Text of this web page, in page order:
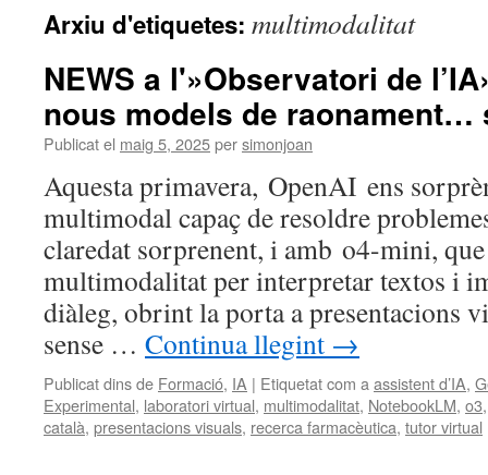
Arxiu d'etiquetes: multimodalitat
NEWS a l'»Observatori de
nous models de raonament…
Publicat el maig 5, 2025persimonjoan
Aquesta primavera, OpenAI ens
multimodal capaç de resoldre
claredat sorprenent, i amb o4-mini,
multimodalitat per interpretar textos i
diàleg, obrint la porta a presentacions
sense … Continua llegint →
Publicat dins de Formació, IA | Etiquetat com a assistent d’IA,
Experimental, laboratori virtual, multimodalitat, NotebookLM, o3
català, presentacions visuals, recerca farmacèutica, tutor virtual